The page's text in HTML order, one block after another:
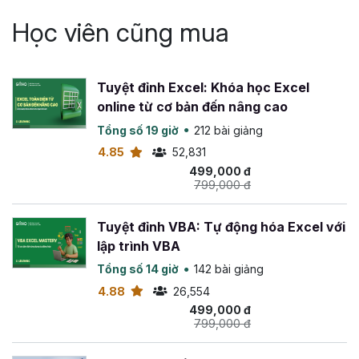
thư viện code mẫu VBA
giúp bạn tự động hóa công việc văn phòng hàng ngày để
tiết kiệm nhiều thời gian dành cho các công việc chuyên
môn. Nội dung chính của cuốn ebook
này bao gồm:
Chương 1: Code liên quan tới Workbook
Lưu Workbook
Tạo mới Workbook
Trích xuất dữ liệu ra Workbook mới
Lấy dữ liệu từ Workbook khác
Chương 2: Code liên quan tới Worksheet
Thêm mới 1 Sheet
Học viên cũng mua
Tuyệt đỉnh Excel: Khóa học Excel
online từ cơ bản đến nâng cao
Tổng số 19 giờ
212 bài giảng
4.85
52,831
499,000 đ
799,000 đ
Tuyệt đỉnh VBA: Tự động hóa Excel với
lập trình VBA
Tổng số 14 giờ
142 bài giảng
4.88
26,554
499,000 đ
799,000 đ